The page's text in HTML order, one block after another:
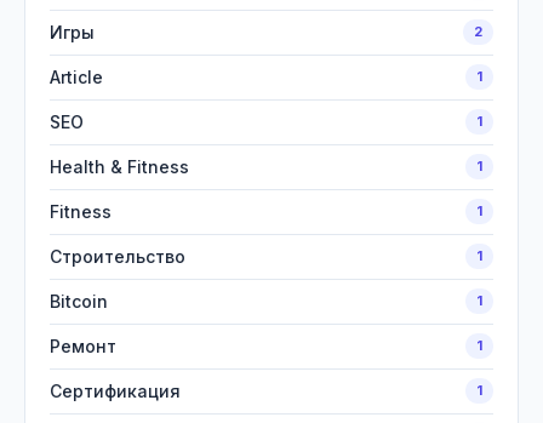
Игры 2
Article 1
SEO 1
Health & Fitness 1
Fitness 1
Строительство 1
Bitcoin 1
Ремонт 1
Сертификация 1